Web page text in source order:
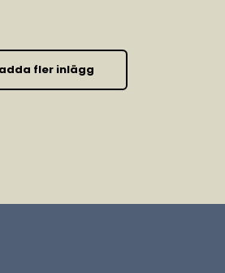
fler inlägg